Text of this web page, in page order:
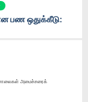
பண ஒதுக்கீடு:
அமைச்சரைக்